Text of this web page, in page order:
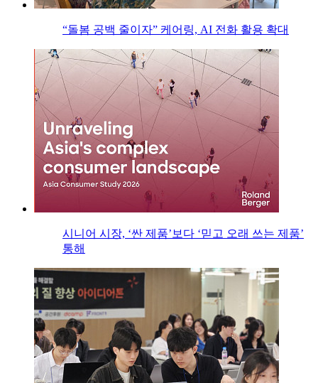
“돌봄 공백 줄이자” 케어링, AI 전화 활용 확대
시니어 시장, ‘싼 제품’보다 ‘믿고 오래 쓰는 제품’
통해